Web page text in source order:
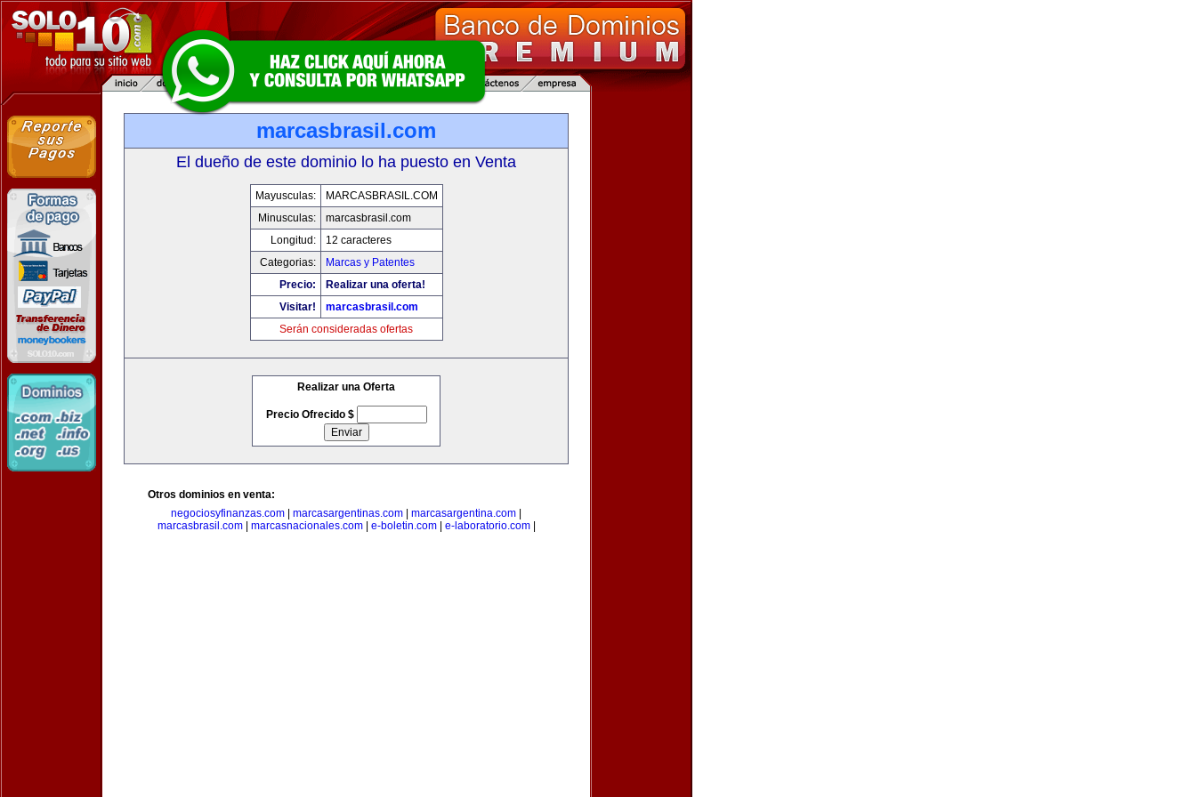
marcasbrasil.com
El dueño de este dominio lo ha puesto en Venta
Mayusculas:
MARCASBRASIL.COM
Minusculas:
marcasbrasil.com
Longitud:
12 caracteres
Categorias:
Marcas y Patentes
Precio:
Realizar una oferta!
Visitar!
marcasbrasil.com
Serán consideradas ofertas
Realizar una Oferta
Precio Ofrecido $
Otros dominios en venta:
negociosyfinanzas.com
marcasargentinas.com marcasargentina.com
marcasbrasil.com| marcasnacionales.com| e-boletin.com| e-laboratorio.com|